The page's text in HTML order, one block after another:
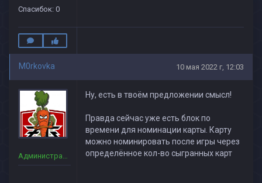
Спасибок: 0
M0rkovka 10 мая 2022 г, 12:03
Администраторы
Ну, есть в твоём предложении смысл!
Правда сейчас уже есть блок по
времени для номинации карты. Карту
можно номинировать после игры через
определённое кол-во сыгранных карт